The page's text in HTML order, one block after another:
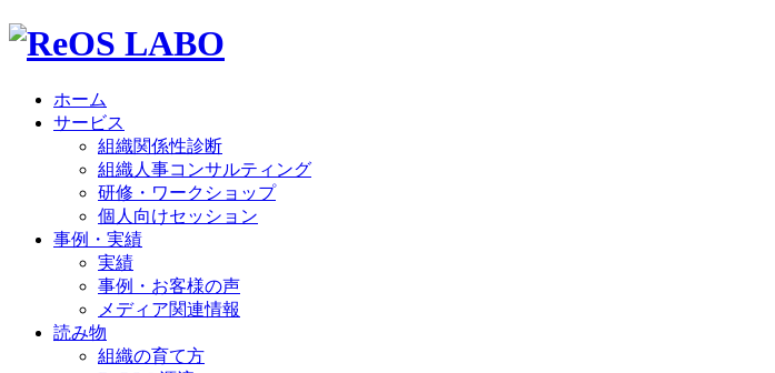
ホーム
サービス
組織関係性診断
組織人事コンサルティング
研修・ワークショップ
個人向けセッション
事例・実績
実績
事例・お客様の声
メディア関連情報
読み物
組織の育て方